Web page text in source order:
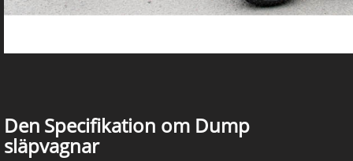
Den Specifikation om Dump
släpvagnar